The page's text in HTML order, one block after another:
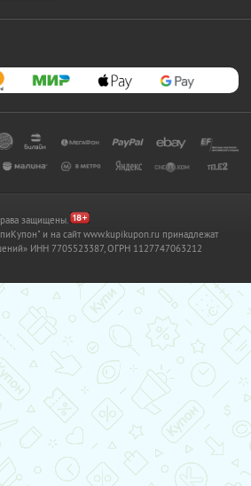
защищены.
и на сайт www.kupikupon.ru принадлежат
ИНН 7705523387, ОГРН 1127747063212